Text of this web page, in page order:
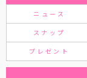
ニュース
スナップ
プレゼント